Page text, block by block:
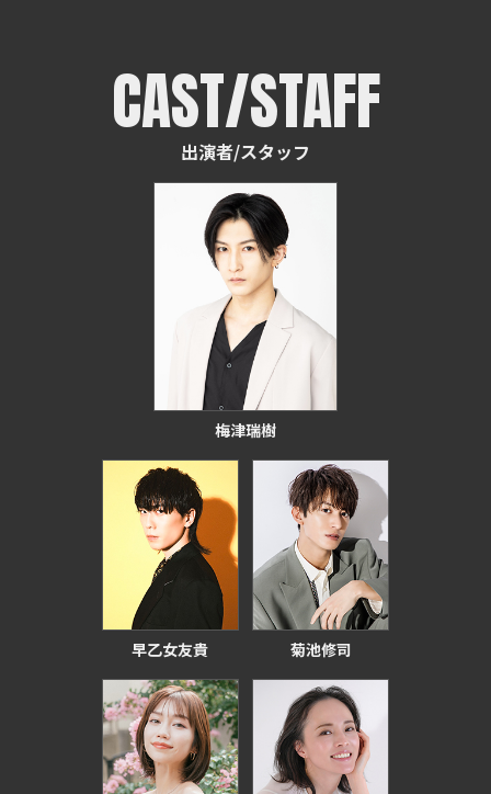
CAST/STAFF
出演者/スタッフ
梅津瑞樹
早乙女友貴 菊池修司